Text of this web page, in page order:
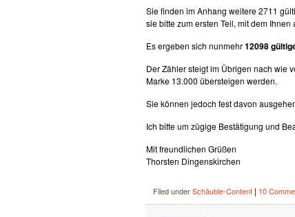
Sie finden im Anhang weitere 2711
sie bitte zum ersten Teil, mit dem
Es ergeben sich nunmehr12098
Der Zähler steigt im Übrigen nach wie
Marke 13.000 übersteigen werden.
Sie können jedoch fest davon
Ich bitte um zügige Bestätigung und
Mit freundlichen Grüßen
Thorsten Dingenskirchen
Filed underSchäuble-Content | 10